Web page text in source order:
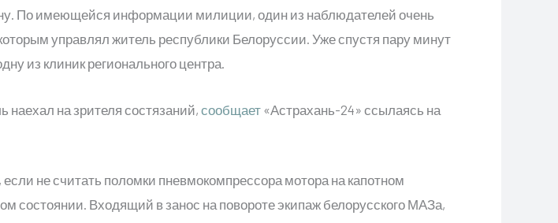
По имеющейся информации милиции, один из наблюдателей очень
управлял житель республики Белоруссии. Уже спустя пару минут
из клиник регионального центра.
наехал на зрителя состязаний, сообщает «Астрахань-24» ссылаясь на
не считать поломки пневмокомпрессора мотора на капотном
состоянии. Входящий в занос на повороте экипаж белорусского МАЗа,